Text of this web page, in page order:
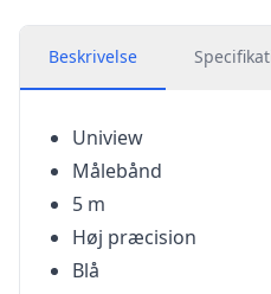
Beskrivelse
Uniview
Målebånd
5 m
Høj præcision
Blå